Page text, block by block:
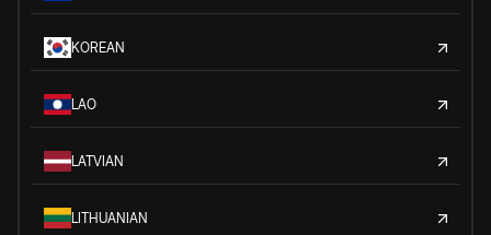
KOREAN
LAO
LATVIAN
LITHUANIAN